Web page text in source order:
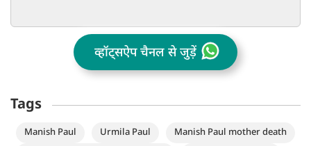
व्हॉट्सऐप चैनल से जुड़ें
Tags
Manish Paul Urmila Paul
Manish Paul mother death